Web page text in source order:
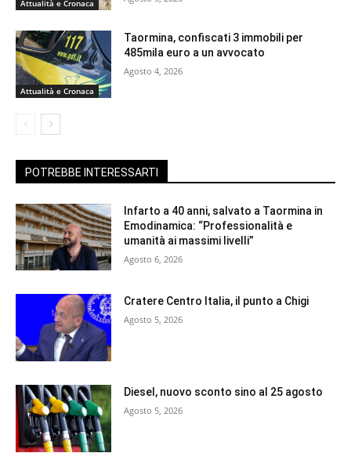
Attualità e Cronaca
Attualità e Cronaca
Taormina, confiscati 3 immobili per
485mila euro a un avvocato
Agosto 4, 2026
POTREBBE INTERESSARTI
Infarto a 40 anni, salvato a Taormina in
Emodinamica: “Professionalità e
umanità ai massimi livelli”
Agosto 6, 2026
Cratere Centro Italia, il punto a Chigi
Agosto 5, 2026
Diesel, nuovo sconto sino al 25 agosto
Agosto 5, 2026